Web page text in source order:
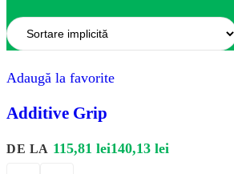
Adaugă la favorite
Additive Grip
DE LA 115,81 lei140,13 lei